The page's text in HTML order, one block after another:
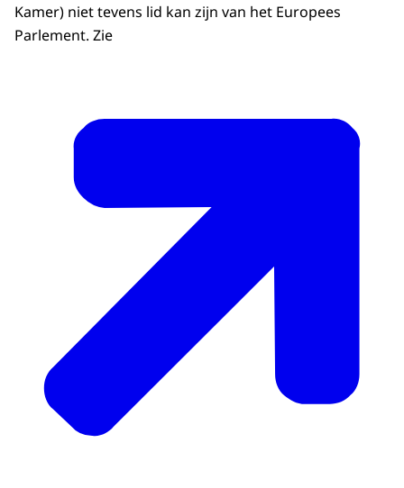
Kamer) niet tevens lid kan zijn van het Europees
Parlement. Zie